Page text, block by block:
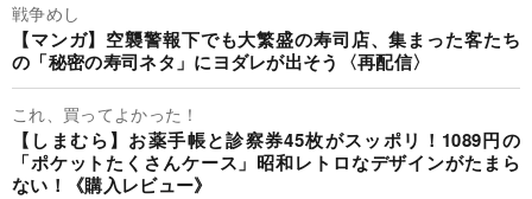
戦争めし
【マンガ】空襲警報下でも大繁盛の寿司店、集まった客たち
の「秘密の寿司ネタ」にヨダレが出そう〈再配信〉
これ、買ってよかった！
【しまむら】お薬手帳と診察券45枚がスッポリ！1089円の
「ポケットたくさんケース」昭和レトロなデザインがたまら
ない！《購入レビュー》